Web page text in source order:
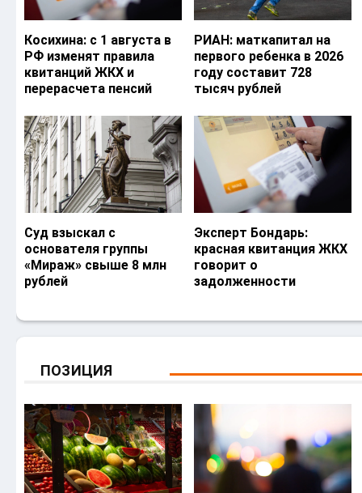
Косихина: с 1 августа в
РФ изменят правила
квитанций ЖКХ и
перерасчета пенсий
РИАН: маткапитал на
первого ребенка в 2026
году составит 728
тысяч рублей
Суд взыскал с
основателя группы
«Мираж» свыше 8 млн
рублей
Эксперт Бондарь:
красная квитанция ЖКХ
говорит о
задолженности
ПОЗИЦИЯ